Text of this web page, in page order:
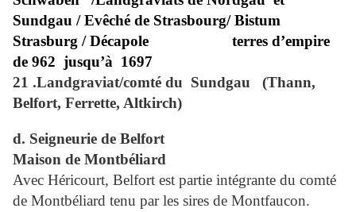
Sundgau / Evêché de Strasbourg/ Bistum
Strasburg / Décapole
terres d’empire
de 962 jusqu’à 1697
21 .Landgraviat/comté du Sundgau
(Thann,
Belfort, Ferrette, Altkirch)
d. Seigneurie de Belfort
Maison de Montbéliard
Avec Héricourt, Belfort est partie intégrante du comté
de Montbéliard tenu par les sires de Montfaucon.